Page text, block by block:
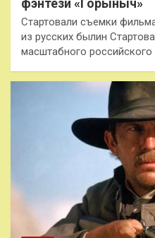
Стартовали съемки
из русских былин
масштабного российского